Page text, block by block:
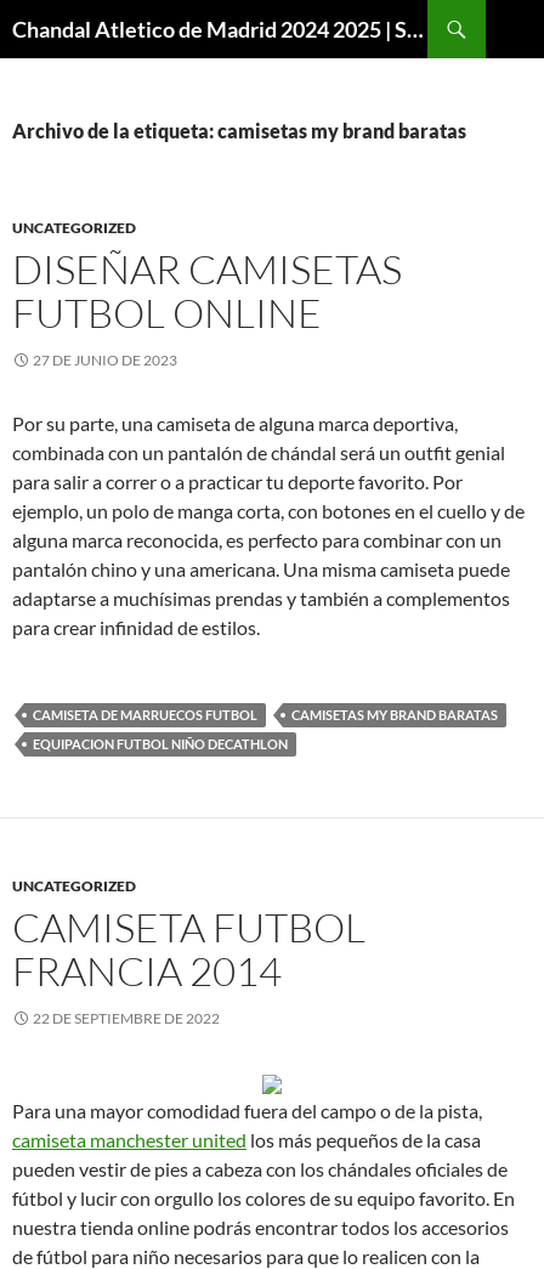
Chandal Atletico de Madrid 2024 2025 | SuperVigo
Archivo de la etiqueta: camisetas my brand baratas
UNCATEGORIZED
DISEÑAR CAMISETAS
FUTBOL ONLINE
27 DE JUNIO DE 2023
Por su parte, una camiseta de alguna marca deportiva,
combinada con un pantalón de chándal será un outfit genial
para salir a correr o a practicar tu deporte favorito. Por
ejemplo, un polo de manga corta, con botones en el cuello y de
alguna marca reconocida, es perfecto para combinar con un
pantalón chino y una americana. Una misma camiseta puede
adaptarse a muchísimas prendas y también a complementos
para crear infinidad de estilos.
CAMISETA DE MARRUECOS FUTBOL
CAMISETAS MY BRAND BARATAS
EQUIPACION FUTBOL NIÑO DECATHLON
UNCATEGORIZED
CAMISETA FUTBOL
FRANCIA 2014
22 DE SEPTIEMBRE DE 2022
Para una mayor comodidad fuera del campo o de la pista,
camiseta manchester united los más pequeños de la casa
pueden vestir de pies a cabeza con los chándales oficiales de
fútbol y lucir con orgullo los colores de su equipo favorito. En
nuestra tienda online podrás encontrar todos los accesorios
de fútbol para niño necesarios para que lo realicen con la